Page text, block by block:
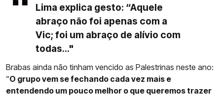
Lima explica gesto: “Aquele
abraço não foi apenas com a
Vic; foi um abraço de alívio com
todas..."
Brabas ainda não tinham vencido as Palestrinas neste ano:
“O grupo vem se fechando cada vez mais e
entendendo um pouco melhor o que queremos trazer